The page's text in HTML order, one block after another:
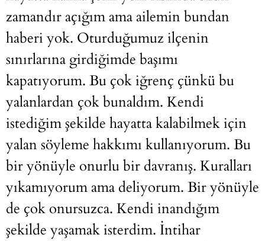
zamandır açığım ama ailemin bundan
haberi yok. Oturduğumuz ilçenin
sınırlarına girdiğimde başımı
kapatıyorum. Bu çok iğrenç çünkü bu
yalanlardan çok bunaldım. Kendi
istediğim şekilde hayatta kalabilmek için
yalan söyleme hakkımı kullanıyorum. Bu
bir yönüyle onurlu bir davranış. Kuralları
yıkamıyorum ama deliyorum. Bir yönüyle
de çok onursuzca. Kendi inandığım
şekilde yaşamak isterdim. İntihar